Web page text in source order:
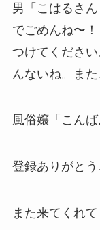
男「こはるさ
でごめんね〜
つけてくださ
んないね。ま
風俗嬢「こんば
登録ありがと
また来てくれて